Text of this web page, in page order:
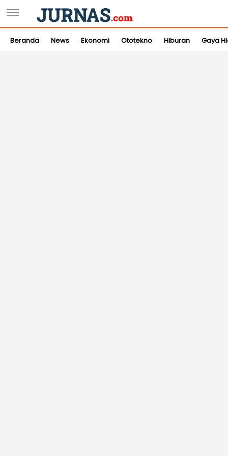
Beranda News Ekonomi Ototekno Hiburan Gaya